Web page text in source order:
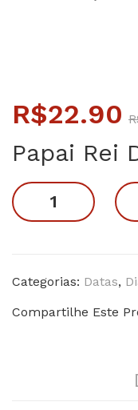
R$22.90
Papai Rei
Papai
Rei
quantidade
Categorias: Datas,
Compartilhe Este